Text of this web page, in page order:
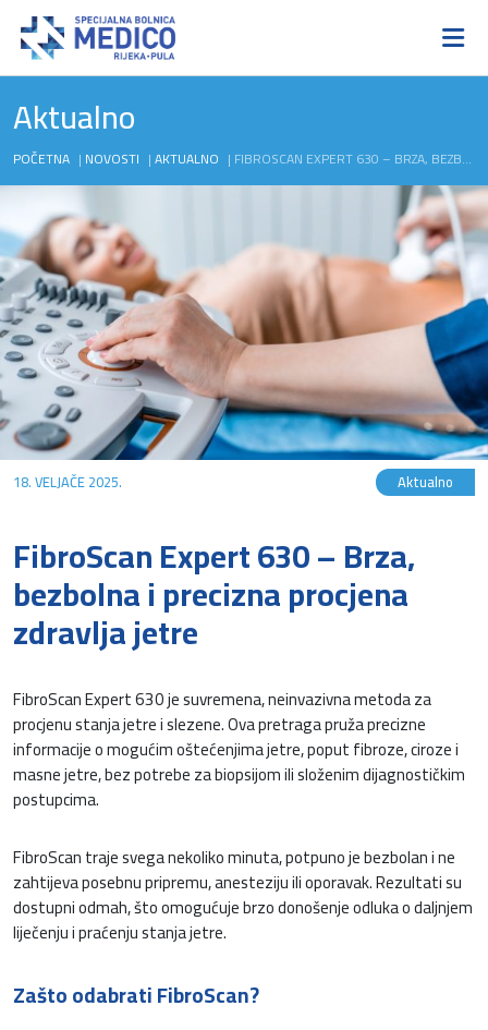
Aktualno
POČETNA | NOVOSTI |AKTUALNO | FIBROSCAN EXPERT 630 – BRZA, BEZBOLNA I PRECIZNA PROCJENA ZDRAVLJA JETRE
18. VELJAČE 2025. Aktualno
FibroScan Expert 630 – Brza,
bezbolna i precizna procjena
zdravlja jetre
FibroScan Expert 630 je suvremena, neinvazivna metoda za
procjenu stanja jetre i slezene. Ova pretraga pruža precizne
informacije o mogućim oštećenjima jetre, poput fibroze, ciroze i
masne jetre, bez potrebe za biopsijom ili složenim dijagnostičkim
postupcima.
FibroScan traje svega nekoliko minuta, potpuno je bezbolan i ne
zahtijeva posebnu pripremu, anesteziju ili oporavak. Rezultati su
dostupni odmah, što omogućuje brzo donošenje odluka o daljnjem
liječenju i praćenju stanja jetre.
Zašto odabrati FibroScan?